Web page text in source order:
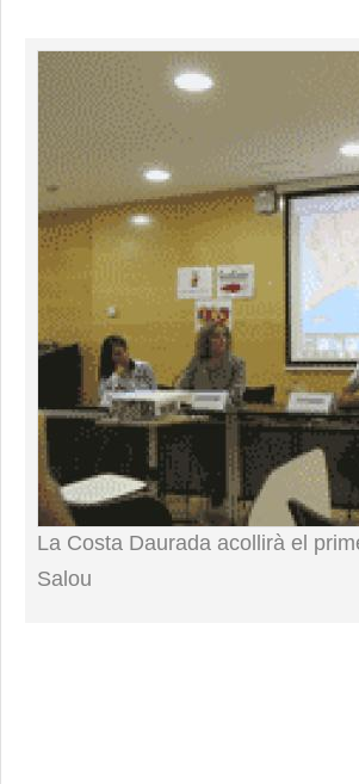
La Costa Daurada acollirà el
Salou